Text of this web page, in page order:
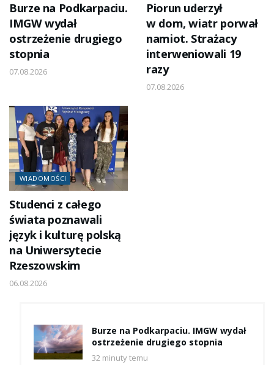
Burze na Podkarpaciu.
IMGW wydał
ostrzeżenie drugiego
stopnia
07.08.2026
Piorun uderzył
w dom, wiatr porwał
namiot. Strażacy
interweniowali 19
razy
07.08.2026
WIADOMOŚCI
Studenci z całego
świata poznawali
język i kulturę polską
na Uniwersytecie
Rzeszowskim
06.08.2026
Burze na Podkarpaciu. IMGW wydał
ostrzeżenie drugiego stopnia
32 minuty temu